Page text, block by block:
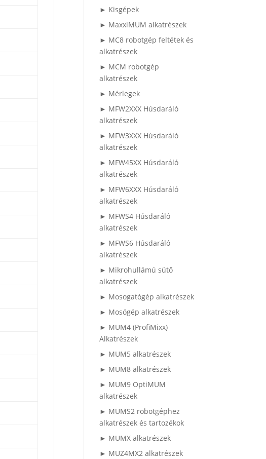
► Kisgépek
► MaxxiMUM alkatrészek
► MC8 robotgép feltétek és
alkatrészek
► MCM robotgép
alkatrészek
► Mérlegek
► MFW2XXX Húsdaráló
alkatrészek
► MFW3XXX Húsdaráló
alkatrészek
► MFW45XX Húsdaráló
alkatrészek
► MFW6XXX Húsdaráló
alkatrészek
► MFWS4 Húsdaráló
alkatrészek
► MFWS6 Húsdaráló
alkatrészek
► Mikrohullámú sütő
alkatrészek
► Mosogatógép alkatrészek
► Mosógép alkatrészek
► MUM4 (ProfiMixx)
Alkatrészek
► MUM5 alkatrészek
► MUM8 alkatrészek
► MUM9 OptiMUM
alkatrészek
► MUMS2 robotgéphez
alkatrészek és tartozékok
► MUMX alkatrészek
► MUZ4MX2 alkatrészek